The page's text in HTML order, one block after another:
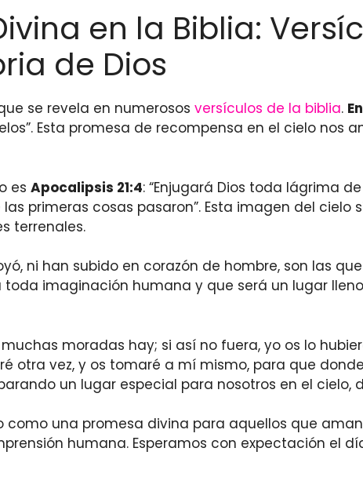
en la Biblia:
de Dios
se revela en numerosos versículos de la biblia.
Esta promesa de recompensa en el cielo nos
es Apocalipsis 21:4: “Enjugará Dios toda lágrima
primeras cosas pasaron”. Esta imagen del cielo
terrenales.
ni han subido en corazón de hombre, son las
toda imaginación humana y que será un lugar
moradas hay; si así no fuera, yo os lo
otra vez, y os tomaré a mí mismo, para que
un lugar especial para nosotros en el
una promesa divina para aquellos que
humana. Esperamos con expectación el